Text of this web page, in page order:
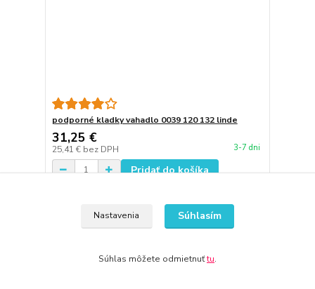
podporné kladky vahadlo 0039 120 132 linde
31,25 €
25,41 € bez DPH 3-7 dni
Pridať do košíka
Nastavenia Súhlasím
Súhlas môžete odmietnuťtu.